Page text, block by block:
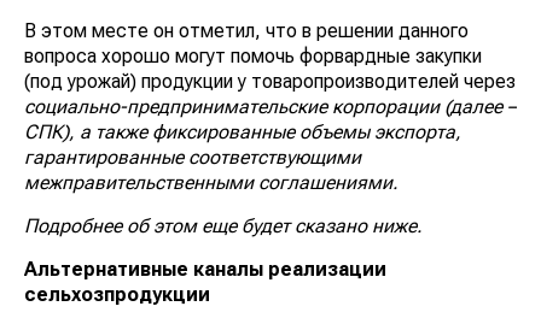
В этом месте он отметил, что в решении данного
вопроса хорошо могут помочь форвардные закупки
(под урожай) продукции у товаропроизводителей через
социально-предпринимательские корпорации (далее –
СПК), а также фиксированные объемы экспорта,
гарантированные соответствующими
межправительственными соглашениями.
Подробнее об этом еще будет сказано ниже.
Альтернативные каналы реализации
сельхозпродукции